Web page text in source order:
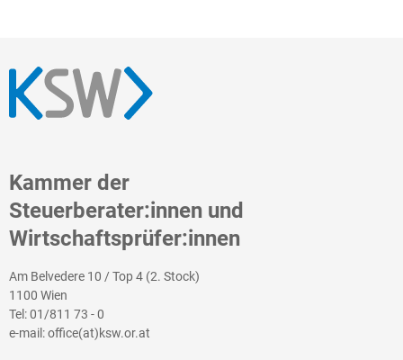
Kammer der
Steuerberater:innen und
Wirtschaftsprüfer:innen
Am Belvedere 10 / Top 4 (2. Stock)
1100 Wien
Tel:01/811 73 - 0
e-mail:office(at)ksw.or.at